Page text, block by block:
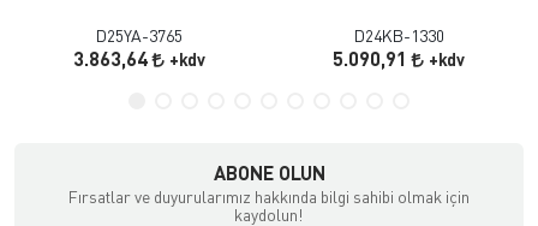
D25YA-3765
3.863,64 +kdv
D24KB-1330
5.090,91 +kdv
ABONE OLUN
Fırsatlar ve duyurularımız hakkında bilgi sahibi olmak için
kaydolun!